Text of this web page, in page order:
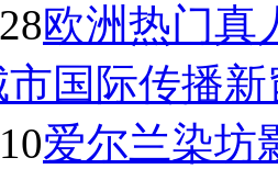
欧洲热门真
国际传播新
爱尔兰染坊